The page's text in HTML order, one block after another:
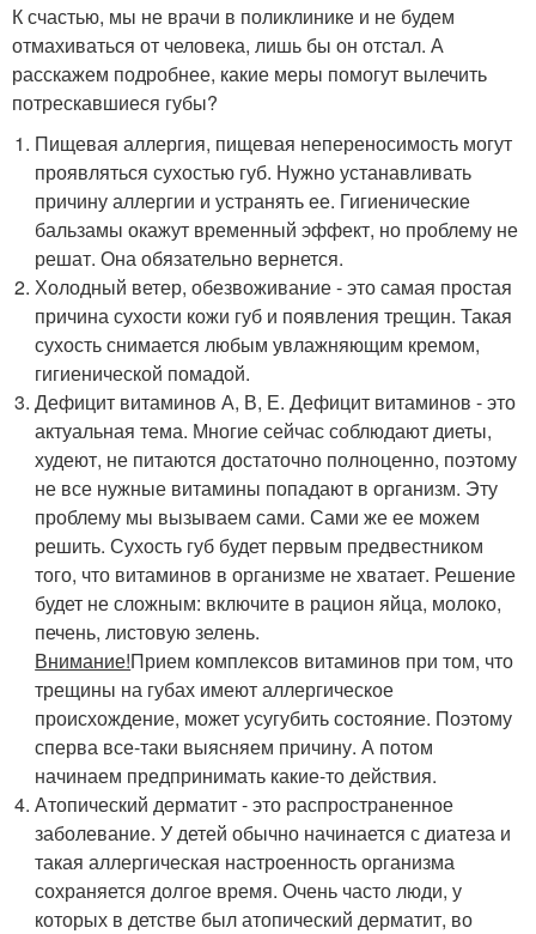
К счастью, мы не врачи в поликлинике и не будем
отмахиваться от человека, лишь бы он отстал. А
расскажем подробнее, какие меры помогут вылечить
потрескавшиеся губы?
Пищевая аллергия, пищевая непереносимость могут
проявляться сухостью губ. Нужно устанавливать
причину аллергии и устранять ее. Гигиенические
бальзамы окажут временный эффект, но проблему не
решат. Она обязательно вернется.
Холодный ветер, обезвоживание - это самая простая
причина сухости кожи губ и появления трещин. Такая
сухость снимается любым увлажняющим кремом,
гигиенической помадой.
Дефицит витаминов А, В, Е. Дефицит витаминов - это
актуальная тема. Многие сейчас соблюдают диеты,
худеют, не питаются достаточно полноценно, поэтому
не все нужные витамины попадают в организм. Эту
проблему мы вызываем сами. Сами же ее можем
решить. Сухость губ будет первым предвестником
того, что витаминов в организме не хватает. Решение
будет не сложным: включите в рацион яйца, молоко,
печень, листовую зелень.
Внимание!Прием комплексов витаминов при том, что
трещины на губах имеют аллергическое
происхождение, может усугубить состояние. Поэтому
сперва все-таки выясняем причину. А потом
начинаем предпринимать какие-то действия.
Атопический дерматит - это распространенное
заболевание. У детей обычно начинается с диатеза и
такая аллергическая настроенность организма
сохраняется долгое время. Очень часто люди, у
которых в детстве был атопический дерматит, во